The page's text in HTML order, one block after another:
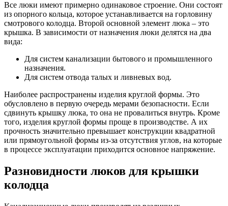
Все люки имеют примерно одинаковое строение. Они состоят
из опорного кольца, которое устанавливается на горловину
смотрового колодца. Второй основной элемент люка – это
крышка. В зависимости от назначения люки делятся на два
вида:
Для систем канализации бытового и промышленного
назначения.
Для систем отвода талых и ливневых вод.
Наиболее распространены изделия круглой формы. Это
обусловлено в первую очередь мерами безопасности. Если
сдвинуть крышку люка, то она не провалиться внутрь. Кроме
того, изделия круглой формы проще в производстве. А их
прочность значительно превышает конструкции квадратной
или прямоугольной формы из-за отсутствия углов, на которые
в процессе эксплуатации приходится основное напряжение.
Разновидности люков для крышки
колодца